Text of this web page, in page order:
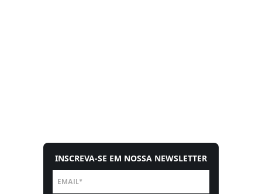
INSCREVA-SE EM NOSSA NEWSLETTER